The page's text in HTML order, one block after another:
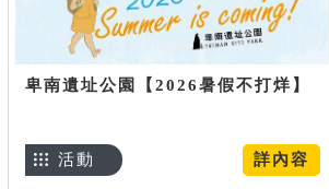
卑南遺址公園【2026暑假不打烊】
詳內容
活動